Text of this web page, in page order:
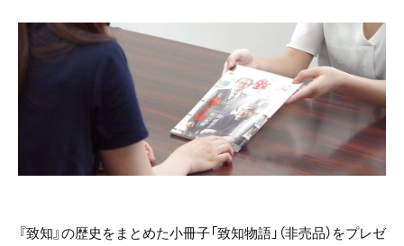
『致知』の歴史をまとめた小冊子「致知物語」（非売品）をプレゼ